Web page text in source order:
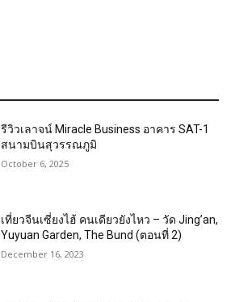
รีวิวเลาจน์ Miracle Business อาคาร SAT-1
สนามบินสุวรรณภูมิ
October 6, 2025
เที่ยวจีนเซี่ยงไฮ้ คนเดียวยังไหว – วัด Jing’an,
Yuyuan Garden, The Bund (ตอนที่ 2)
December 16, 2023